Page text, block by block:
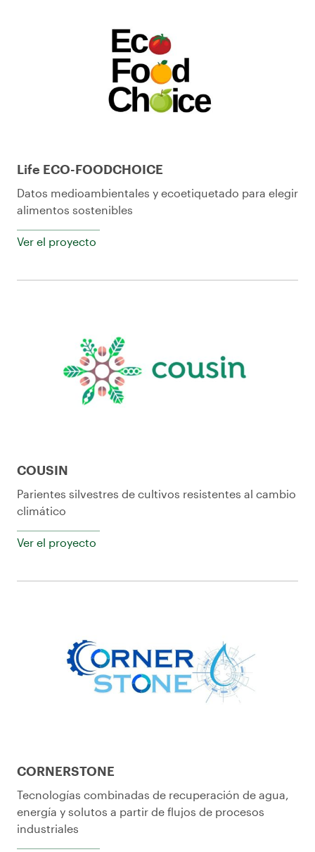
Life ECO-FOODCHOICE
Datos medioambientales y ecoetiquetado para elegir
alimentos sostenibles
Ver el proyecto
COUSIN
Parientes silvestres de cultivos resistentes al cambio
climático
Ver el proyecto
CORNERSTONE
Tecnologías combinadas de recuperación de agua,
energía y solutos a partir de flujos de procesos
industriales